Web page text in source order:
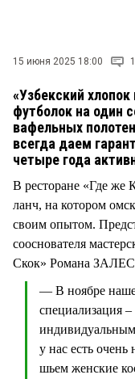
15 июня 2025 18:00 1
«Узбекский
футболок на один
вафельных
всегда даем
четыре года
В ресторане «Где же
ланч, на котором
своим опытом.
сооснователя
Скок» Романа
— В ноябре
специализация
у нас есть
шьем женские